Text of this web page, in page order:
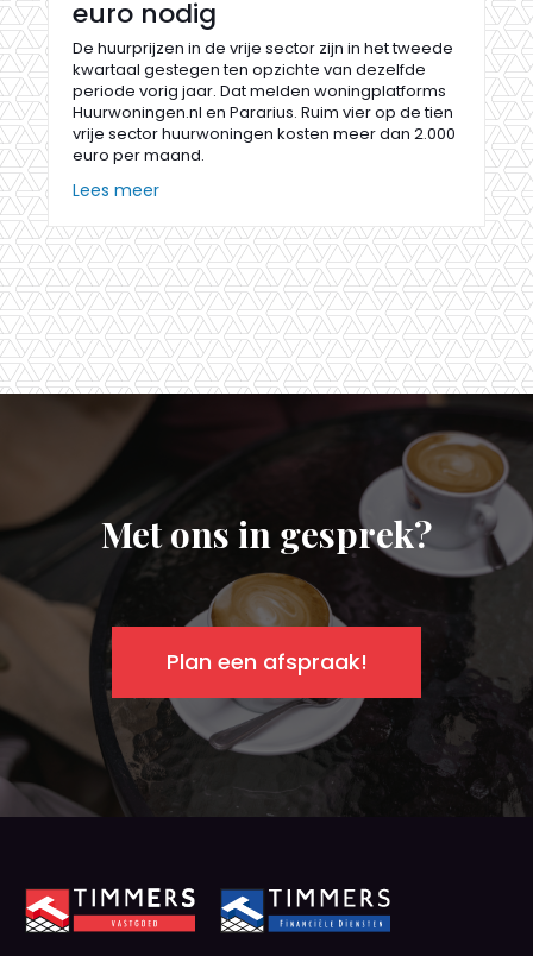
euro nodig
De huurprijzen in de vrije sector zijn in het tweede
kwartaal gestegen ten opzichte van dezelfde
periode vorig jaar. Dat melden woningplatforms
Huurwoningen.nl en Pararius. Ruim vier op de tien
vrije sector huurwoningen kosten meer dan 2.000
euro per maand.
Lees meer
Met ons in gesprek?
Plan een afspraak!